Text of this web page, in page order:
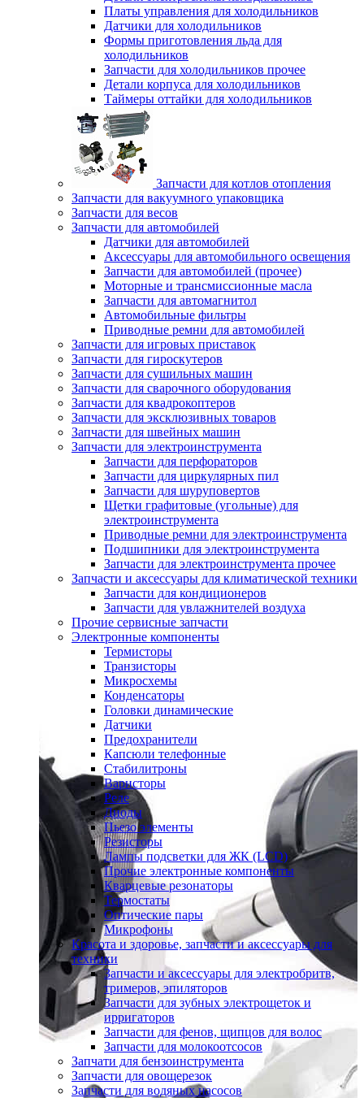
Платы управления для холодильников
Датчики для холодильников
Формы приготовления льда для
холодильников
Запчасти для холодильников прочее
Детали корпуса для холодильников
Таймеры оттайки для холодильников
Запчасти для котлов отопления
Запчасти для вакуумного упаковщика
Запчасти для весов
Запчасти для автомобилей
Датчики для автомобилей
Аксессуары для автомобильного освещения
Запчасти для автомобилей (прочее)
Моторные и трансмиссионные масла
Запчасти для автомагнитол
Автомобильные фильтры
Приводные ремни для автомобилей
Запчасти для игровых приставок
Запчасти для гироскутеров
Запчасти для сушильных машин
Запчасти для сварочного оборудования
Запчасти для квадрокоптеров
Запчасти для эксклюзивных товаров
Запчасти для швейных машин
Запчасти для электроинструмента
Запчасти для перфораторов
Запчасти для циркулярных пил
Запчасти для шуруповертов
Щетки графитовые (угольные) для
электроинструмента
Приводные ремни для электроинструмента
Подшипники для электроинструмента
Запчасти для электроинструмента прочее
Запчасти и аксессуары для климатической техники
Запчасти для кондиционеров
Запчасти для увлажнителей воздуха
Прочие сервисные запчасти
Электронные компоненты
Термисторы
Транзисторы
Микросхемы
Конденсаторы
Головки динамические
Датчики
Предохранители
Капсюли телефонные
Стабилитроны
Варисторы
Реле
Диоды
Пьезо элементы
Резисторы
Лампы подсветки для ЖК (LCD)
Прочие электронные компоненты
Кварцевые резонаторы
Термостаты
Оптические пары
Микрофоны
Красота и здоровье, запчасти и аксессуары для
техники
Запчасти и аксессуары для электробритв,
тримеров, эпиляторов
Запчасти для зубных электрощеток и
ирригаторов
Запчасти для фенов, щипцов для волос
Запчасти для молокоотсосов
Запчати для бензоинструмента
Запчасти для овощерезок
Запчасти для водяных насосов